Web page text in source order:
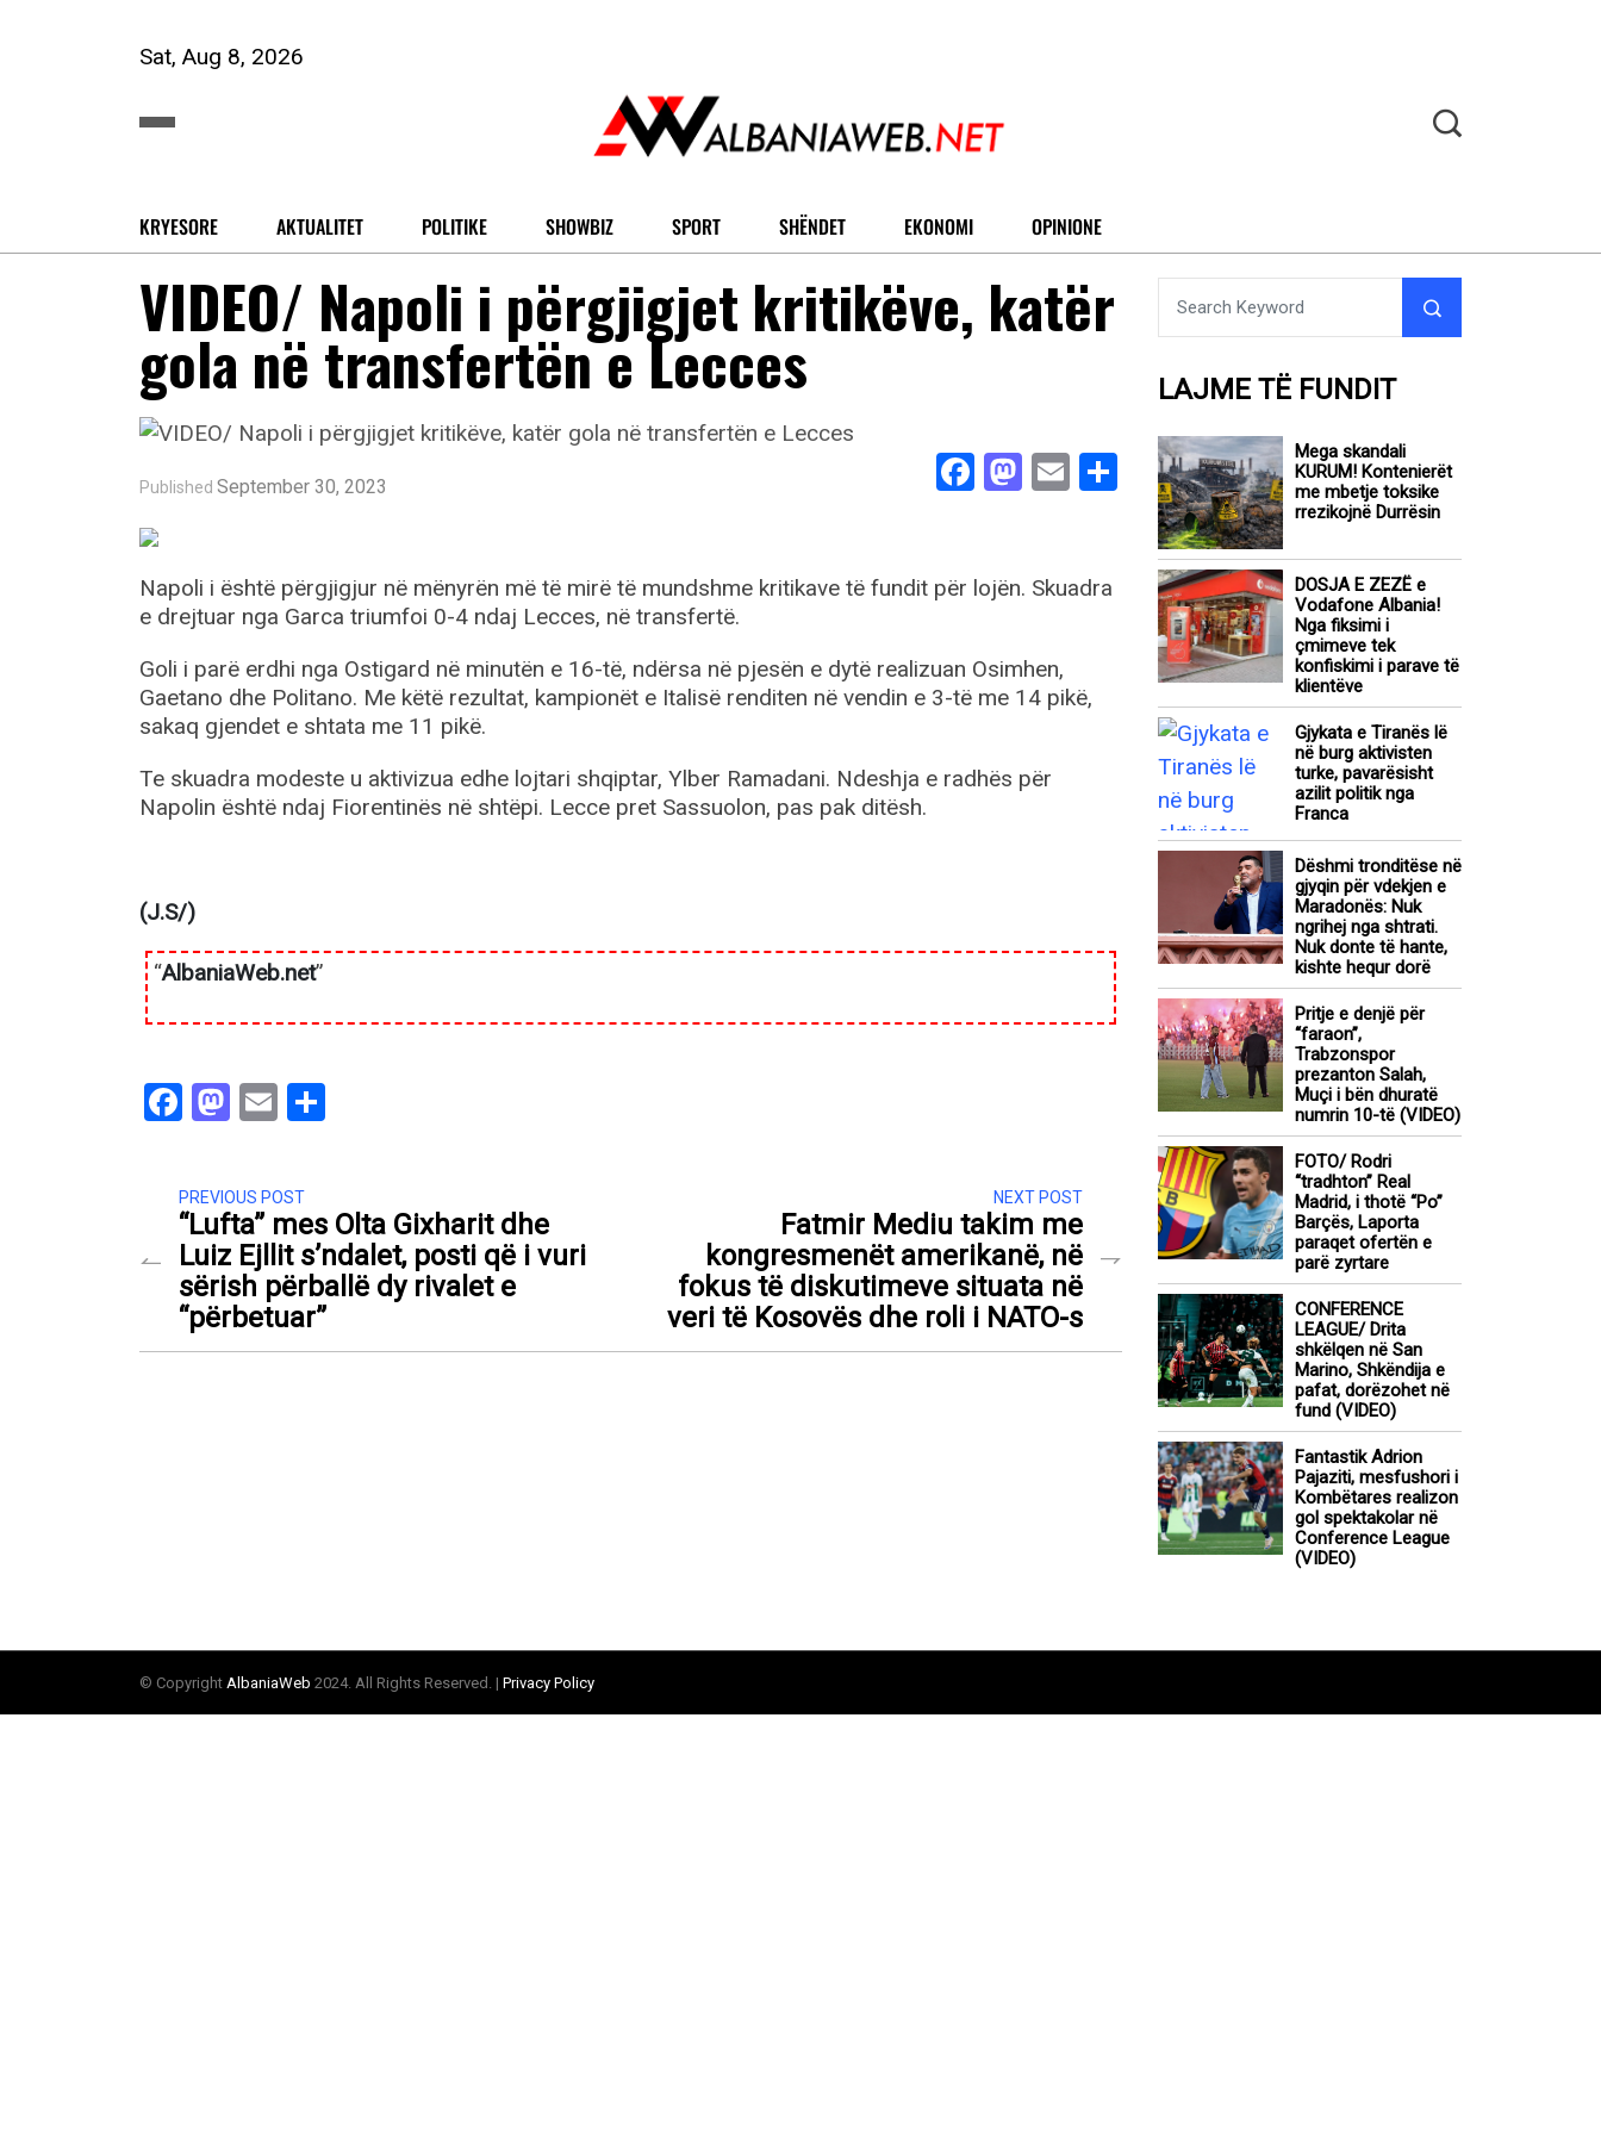
Sat, Aug 8, 2026
KRYESORE AKTUALITET POLITIKE SHOWBIZ SPORT SHËNDET EKONOMI OPINIONE
VIDEO/ Napoli i përgjigjet kritikëve, katër
gola në transfertën e Lecces
Published September 30, 2023 Facebook
Mastodon
EmailShare
Napoli i është përgjigjur në mënyrën më të mirë të mundshme kritikave të fundit për lojën. Skuadra
e drejtuar nga Garca triumfoi 0-4 ndaj Lecces, në transfertë.
Goli i parë erdhi nga Ostigard në minutën e 16-të, ndërsa në pjesën e dytë realizuan Osimhen,
Gaetano dhe Politano. Me këtë rezultat, kampionët e Italisë renditen në vendin e 3-të me 14 pikë,
sakaq gjendet e shtata me 11 pikë.
Te skuadra modeste u aktivizua edhe lojtari shqiptar, Ylber Ramadani. Ndeshja e radhës për
Napolin është ndaj Fiorentinës në shtëpi. Lecce pret Sassuolon, pas pak ditësh.
(J.S/)
“AlbaniaWeb.net”
Facebook
Mastodon
Email
PREVIOUS POST
“Lufta” mes Olta Gixharit dhe
Luiz Ejllit s’ndalet, posti që i vuri
sërish përballë dy rivalet e
“përbetuar”
NEXT POST
Fatmir Mediu takim me
kongresmenët amerikanë, në
fokus të diskutimeve situata në
veri të Kosovës dhe roli i NATO-s
LAJME TË FUNDIT
Mega skandali
KURUM! Kontenierët
me mbetje toksike
rrezikojnë Durrësin
DOSJA E ZEZË e
Vodafone Albania!
Nga fiksimi i
çmimeve tek
konfiskimi i parave të
klientëve
Gjykata e Tiranës lë
në burg aktivisten
turke, pavarësisht
azilit politik nga
Franca
Dëshmi tronditëse në
gjyqin për vdekjen e
Maradonës: Nuk
ngrihej nga shtrati.
Nuk donte të hante,
kishte hequr dorë
Pritje e denjë për
“faraon”,
Trabzonspor
prezanton Salah,
Muçi i bën dhuratë
numrin 10-të (VIDEO)
FOTO/ Rodri
“tradhton” Real
Madrid, i thotë “Po”
Barçës, Laporta
paraqet ofertën e
parë zyrtare
CONFERENCE
LEAGUE/ Drita
shkëlqen në San
Marino, Shkëndija e
pafat, dorëzohet në
fund (VIDEO)
Fantastik Adrion
Pajaziti, mesfushori i
Kombëtares realizon
gol spektakolar në
Conference League
(VIDEO)
© Copyright AlbaniaWeb 2024. All Rights Reserved. | Privacy Policy